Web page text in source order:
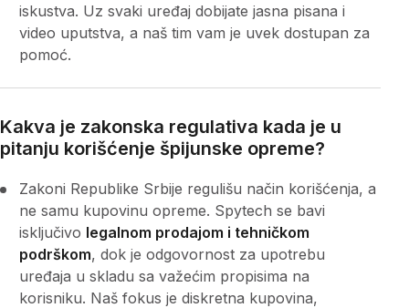
iskustva. Uz svaki uređaj dobijate jasna pisana i
video uputstva, a naš tim vam je uvek dostupan za
pomoć.
Kakva je zakonska regulativa kada je u
pitanju korišćenje špijunske opreme?
Zakoni Republike Srbije regulišu način korišćenja, a
ne samu kupovinu opreme. Spytech se bavi
isključivo legalnom prodajom i tehničkom
podrškom, dok je odgovornost za upotrebu
uređaja u skladu sa važećim propisima na
korisniku. Naš fokus je diskretna kupovina,